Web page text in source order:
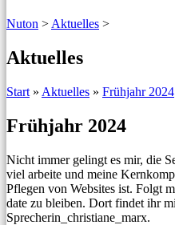
Nuton > Aktuelles >
Aktuelles
Start » Aktuelles » Frühjahr 2024
Frühjahr 2024
Nicht immer gelingt es mir, die
viel arbeite und meine
Pflegen von Websites ist. Folgt
date zu bleiben. Dort findet ihr
Sprecherin_christiane_marx.